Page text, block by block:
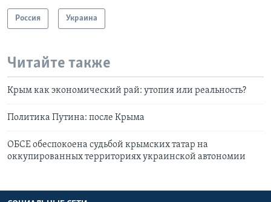
Россия Украина
Читайте также
Крым как экономический рай: утопия или реальность?
Политика Путина: после Крыма
ОБСЕ обеспокоена судьбой крымских татар на
оккупированных территориях украинской автономии